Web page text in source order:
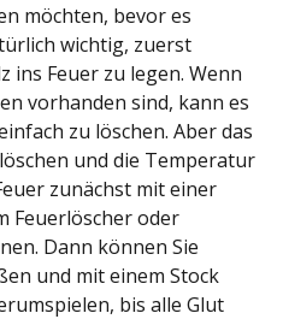
möchten, bevor es
wichtig, zuerst
Feuer zu legen. Wenn
vorhanden sind, kann es
zu löschen. Aber das
und die Temperatur
zunächst mit einer
Feuerlöscher oder
Dann können Sie
und mit einem Stock
bis alle Glut